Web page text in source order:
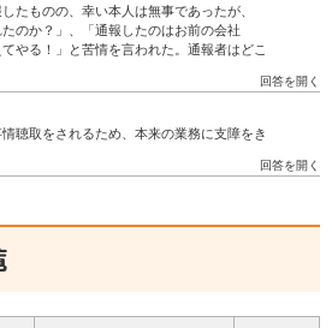
たものの、幸い本人は無事であったが、
のか？」、「通報したのはお前の会社
やる！」と苦情を言われた。通報者はどこ
聴取をされるため、本来の業務に支障をき